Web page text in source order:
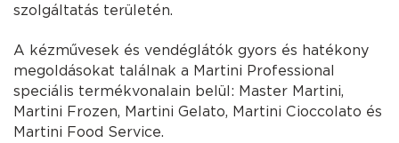
szolgáltatás területén.
A kézművesek és vendéglátók gyors és hatékony
megoldásokat találnak a Martini Professional
speciális termékvonalain belül: Master Martini,
Martini Frozen, Martini Gelato, Martini Cioccolato és
Martini Food Service.